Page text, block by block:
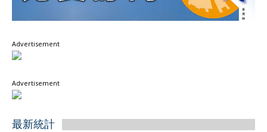
Advertisement
Advertisement
最新統計